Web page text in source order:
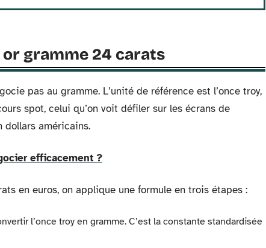
gramme 24 carats
pas au gramme. L’unité de référence est l’once troy,
spot, celui qu’on voit défiler sur les écrans de
dollars américains.
efficacement ?
en euros, on applique une formule en trois étapes :
l’once troy en gramme. C’est la constante standardisée